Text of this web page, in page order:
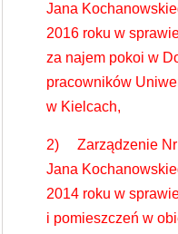
Jana
2016 roku w
za najem pokoi w
pracowników
w Kielcach,
2) Zarządzenie Nr
Jana
2014 roku w
i pomieszczeń w